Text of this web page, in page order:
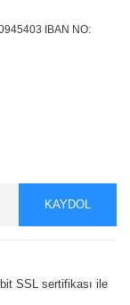
IBAN NO:
KAYDOL
SSL sertifikası ile